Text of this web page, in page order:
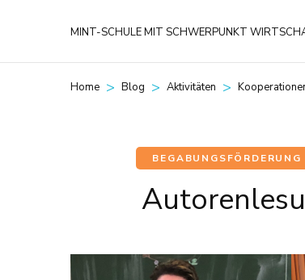
MINT-SCHULE MIT SCHWERPUNKT
Home > Blog > Aktivitäten >
BEGABUNGSFÖRDERUNG